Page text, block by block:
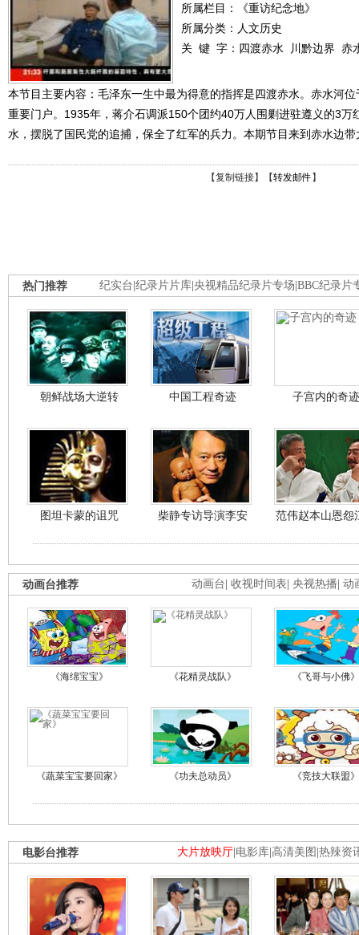
所属栏目：
《重访纪念地》
所属分类：人文历史
关 键 字： 四渡赤水 川黔边界 赤
本节目主要内容：毛泽东一生中最为得意的指挥是四渡赤水。赤水河
重要门户。1935年，蒋介石调派150个团约40万人围剿进驻遵义的3万
水，摆脱了国民党的追捕，保全了红军的兵力。本期节目来到赤水边
【复制链接】【转发邮件 】
纪实台 纪录片片库 央视精品纪录片专场 BBC纪录片
热门推荐
朝鲜战场大逆转 中国工程奇迹 子宫内的奇迹
图坦卡蒙的诅咒 柴静专访导演李安 范伟赵本山恩怨
动画台 收视时间表 央视热播 动
动画台推荐
《海绵宝宝》 《花精灵战队》 《飞哥与小佛》
《蔬菜宝宝要回家》 《功夫总动员》 《竞技大联盟》
大片放映厅 电影库 高清美图 热辣资
电影台推荐